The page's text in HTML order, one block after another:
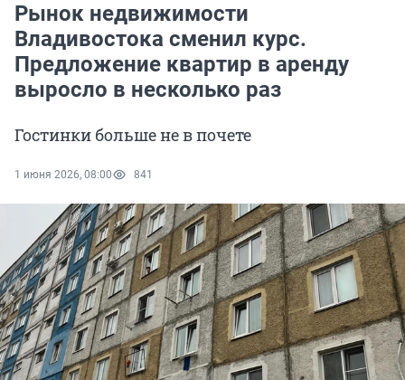
Рынок недвижимости
Владивостока сменил курс.
Предложение квартир в аренду
выросло в несколько раз
Гостинки больше не в почете
1 июня 2026, 08:00 841